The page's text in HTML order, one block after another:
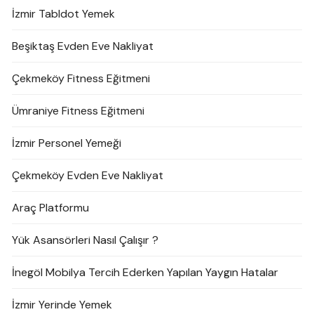
İzmir Tabldot Yemek
Beşiktaş Evden Eve Nakliyat
Çekmeköy Fitness Eğitmeni
Ümraniye Fitness Eğitmeni
İzmir Personel Yemeği
Çekmeköy Evden Eve Nakliyat
Araç Platformu
Yük Asansörleri Nasıl Çalışır ?
İnegöl Mobilya Tercih Ederken Yapılan Yaygın Hatalar
İzmir Yerinde Yemek